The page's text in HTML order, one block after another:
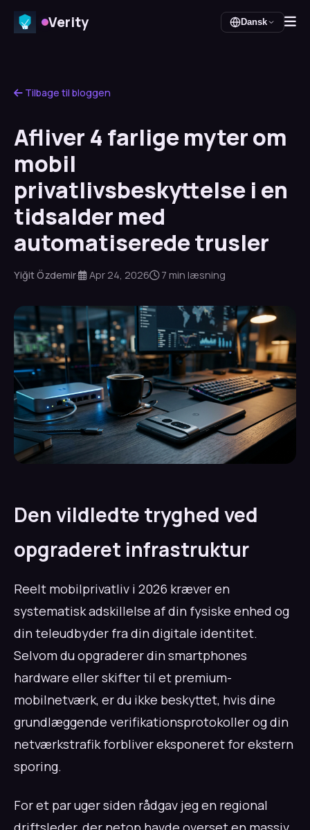
Verity Dansk
Tilbage til bloggen
Afliver 4 farlige myter om
mobil
privatlivsbeskyttelse i en
tidsalder med
automatiserede trusler
Yiğit Özdemir· Apr 24, 2026 7 min læsning
Den vildledte tryghed ved
opgraderet infrastruktur
Reelt mobilprivatliv i 2026 kræver en
systematisk adskillelse af din fysiske enhed og
din teleudbyder fra din digitale identitet.
Selvom du opgraderer din smartphones
hardware eller skifter til et premium-
mobilnetværk, er du ikke beskyttet, hvis dine
grundlæggende verifikationsprotokoller og din
netværkstrafik forbliver eksponeret for ekstern
sporing.
For et par uger siden rådgav jeg en regional